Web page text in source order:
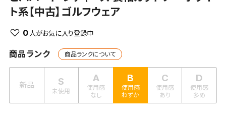
ト系【中古】ゴルフウェア
0
商品ランク 商品ランクについて
新品 S
未使用
A
使用感
なし
B
使用感
わずか
C
使用感
あり
D
使用感
多め